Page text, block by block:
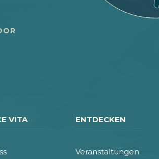
VITA ENTDECKEN
Veranstaltungen